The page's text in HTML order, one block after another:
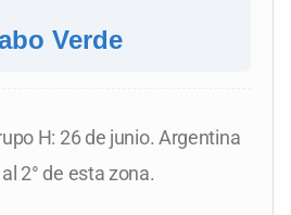
Verde
H: 26 de junio. Argentina
2° de esta zona.